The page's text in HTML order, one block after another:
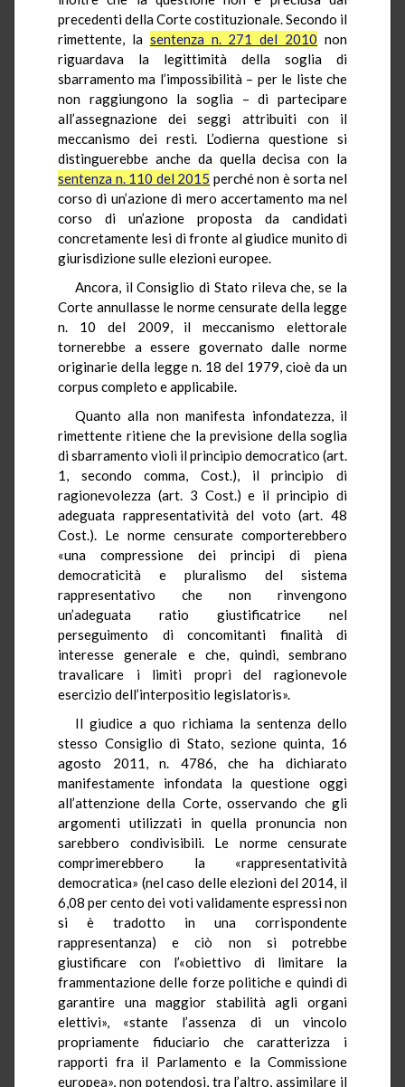
precedenti della Corte costituzionale. Secondo il
rimettente, la sentenza n. 271 del 2010 non
riguardava la legittimità della soglia di
sbarramento ma l’impossibilità – per le liste che
non raggiungono la soglia – di partecipare
all’assegnazione dei seggi attribuiti con il
meccanismo dei resti. L’odierna questione si
distinguerebbe anche da quella decisa con la
sentenza n. 110 del 2015 perché non è sorta nel
corso di un’azione di mero accertamento ma nel
corso di un’azione proposta da candidati
concretamente lesi di fronte al giudice munito di
giurisdizione sulle elezioni europee.
Ancora, il Consiglio di Stato rileva che, se la
Corte annullasse le norme censurate della legge
n. 10 del 2009, il meccanismo elettorale
tornerebbe a essere governato dalle norme
originarie della legge n. 18 del 1979, cioè da un
corpus completo e applicabile.
Quanto alla non manifesta infondatezza, il
rimettente ritiene che la previsione della soglia
di sbarramento violi il principio democratico (art.
1, secondo comma, Cost.), il principio di
ragionevolezza (art. 3 Cost.) e il principio di
adeguata rappresentatività del voto (art. 48
Cost.). Le norme censurate comporterebbero
«una compressione dei principi di piena
democraticità e pluralismo del sistema
rappresentativo che non rinvengono
un’adeguata ratio giustificatrice nel
perseguimento di concomitanti finalità di
interesse generale e che, quindi, sembrano
travalicare i limiti propri del ragionevole
esercizio dell’interpositio legislatoris».
Il giudice a quo richiama la sentenza dello
stesso Consiglio di Stato, sezione quinta, 16
agosto 2011, n. 4786, che ha dichiarato
manifestamente infondata la questione oggi
all’attenzione della Corte, osservando che gli
argomenti utilizzati in quella pronuncia non
sarebbero condivisibili. Le norme censurate
comprimerebbero la «rappresentatività
democratica» (nel caso delle elezioni del 2014, il
6,08 per cento dei voti validamente espressi non
si è tradotto in una corrispondente
rappresentanza) e ciò non si potrebbe
giustificare con l’«obiettivo di limitare la
frammentazione delle forze politiche e quindi di
garantire una maggior stabilità agli organi
elettivi», «stante l’assenza di un vincolo
propriamente fiduciario che caratterizza i
rapporti fra il Parlamento e la Commissione
europea», non potendosi, tra l’altro, assimilare il